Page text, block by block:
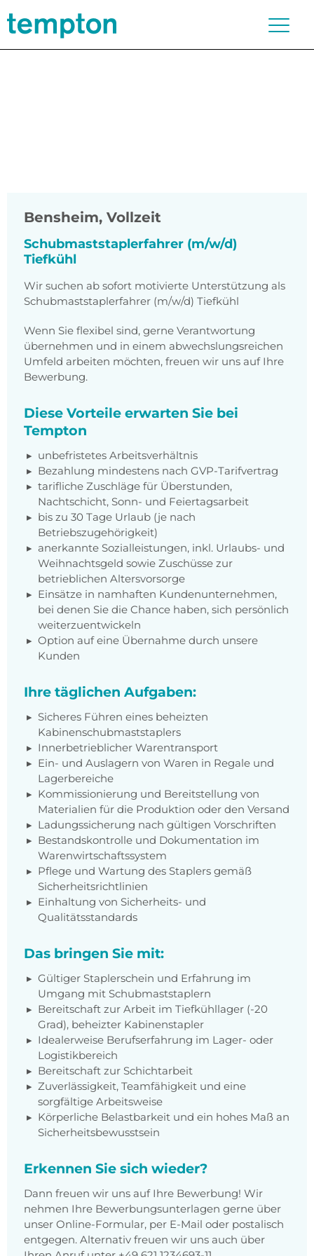
Bensheim, Vollzeit
Schubmaststaplerfahrer (m/w/d)
Tiefkühl
Wir suchen ab sofort motivierte Unterstützung als
Schubmaststaplerfahrer (m/w/d) Tiefkühl
Wenn Sie flexibel sind, gerne Verantwortung
übernehmen und in einem abwechslungsreichen
Umfeld arbeiten möchten, freuen wir uns auf Ihre
Bewerbung.
Diese Vorteile erwarten Sie bei
Tempton
unbefristetes Arbeitsverhältnis
Bezahlung mindestens nach GVP-Tarifvertrag
tarifliche Zuschläge für Überstunden,
Nachtschicht, Sonn- und Feiertagsarbeit
bis zu 30 Tage Urlaub (je nach
Betriebszugehörigkeit)
anerkannte Sozialleistungen, inkl. Urlaubs- und
Weihnachtsgeld sowie Zuschüsse zur
betrieblichen Altersvorsorge
Einsätze in namhaften Kundenunternehmen,
bei denen Sie die Chance haben, sich persönlich
weiterzuentwickeln
Option auf eine Übernahme durch unsere
Kunden
Ihre täglichen Aufgaben:
Sicheres Führen eines beheizten
Kabinenschubmaststaplers
Innerbetrieblicher Warentransport
Ein- und Auslagern von Waren in Regale und
Lagerbereiche
Kommissionierung und Bereitstellung von
Materialien für die Produktion oder den Versand
Ladungssicherung nach gültigen Vorschriften
Bestandskontrolle und Dokumentation im
Warenwirtschaftssystem
Pflege und Wartung des Staplers gemäß
Sicherheitsrichtlinien
Einhaltung von Sicherheits- und
Qualitätsstandards
Das bringen Sie mit:
Gültiger Staplerschein und Erfahrung im
Umgang mit Schubmaststaplern
Bereitschaft zur Arbeit im Tiefkühllager (-20
Grad), beheizter Kabinenstapler
Idealerweise Berufserfahrung im Lager- oder
Logistikbereich
Bereitschaft zur Schichtarbeit
Zuverlässigkeit, Teamfähigkeit und eine
sorgfältige Arbeitsweise
Körperliche Belastbarkeit und ein hohes Maß an
Sicherheitsbewusstsein
Erkennen Sie sich wieder?
Dann freuen wir uns auf Ihre Bewerbung! Wir
nehmen Ihre Bewerbungsunterlagen gerne über
unser Online-Formular, per E-Mail oder postalisch
entgegen. Alternativ freuen wir uns auch über